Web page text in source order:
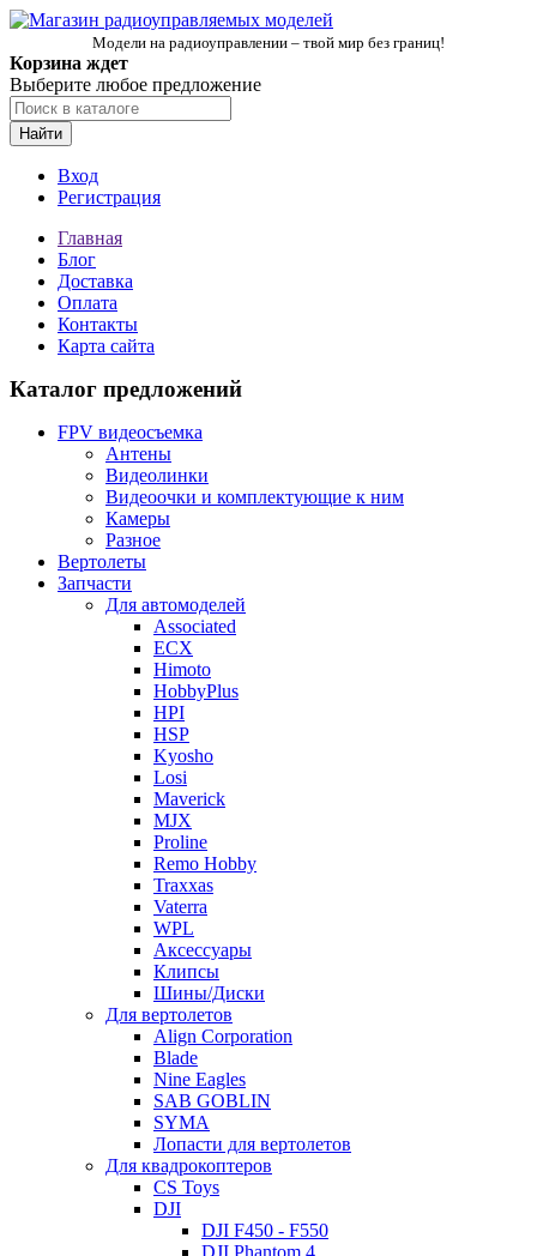
Модели на радиоуправлении – твой мир без границ!
Корзина ждет
Выберите любое предложение
Найти
Вход
Регистрация
Главная
Блог
Доставка
Оплата
Контакты
Карта сайта
Каталог предложений
FPV видеосъемка
Антены
Видеолинки
Видеоочки и комплектующие к ним
Камеры
Разное
Вертолеты
Запчасти
Для автомоделей
Associated
ECX
Himoto
HobbyPlus
HPI
HSP
Kyosho
Losi
Maverick
MJX
Proline
Remo Hobby
Traxxas
Vaterra
WPL
Аксессуары
Клипсы
Шины/Диски
Для вертолетов
Align Corporation
Blade
Nine Eagles
SAB GOBLIN
SYMA
Лопасти для вертолетов
Для квадрокоптеров
CS Toys
DJI
DJI F450 - F550
DJI Phantom 4